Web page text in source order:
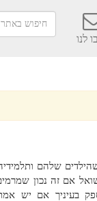
לנו
שלהם
אם זה נכון
בעיניך אם יש